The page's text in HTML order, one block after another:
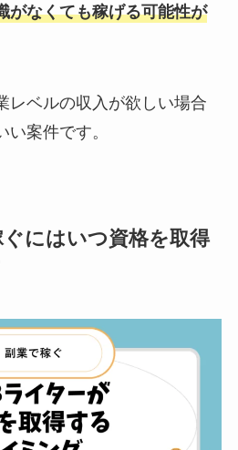
がなくても稼げる可能性が
レベルの収入が欲しい場合
案件です。
にはいつ資格を取得